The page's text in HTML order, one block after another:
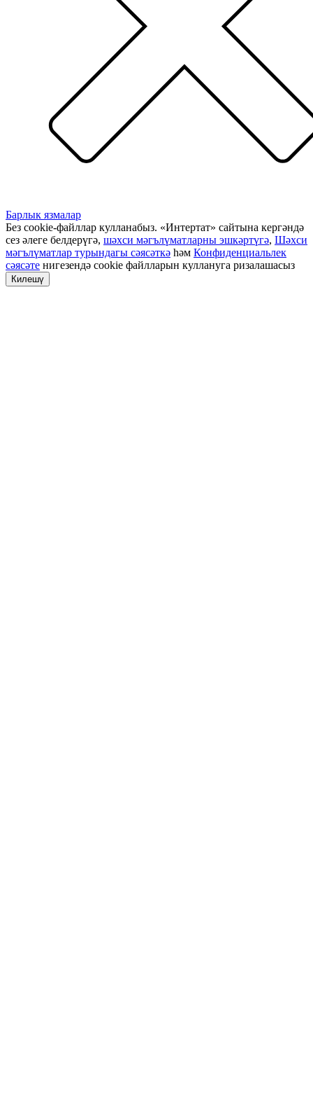
Барлык язмалар
Без cookie-файллар кулланабыз. «Интертат» сайтына кергәндә
сез әлеге белдерүгә, шәхси мәгълүматларны эшкәртүгә, Шәхси
мәгълүматлар турындагы сәясәткә һәм Конфиденциальлек
сәясәте нигезендә cookie файлларын куллануга ризалашасыз
Килешү